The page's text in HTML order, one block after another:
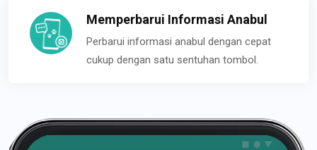
Memperbarui Informasi Anabul
Perbarui informasi anabul dengan cepat
cukup dengan satu sentuhan tombol.